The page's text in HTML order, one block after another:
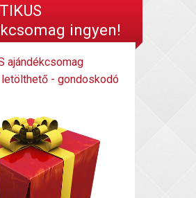
ingyen!
ajándékcsomag
- gondoskodó